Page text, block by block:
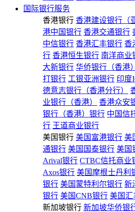
国际银行服务
香港银行 香港建设银行（
港中国银行 香港交通银行
中信银行 香港汇丰银行 香
行 香港恒生银行 南洋商业
大新银行 华侨银行（香港）
打银行 工银亚洲银行 印度
德意志银行（香港分行）
业银行（香港）
香港众安
银行（香港）银行 中国信
行 王道商业银行
美国银行 美国富港银行 美
通银行 美国国泰银行 美国
Arival银行 CTBC信托商业
Axos银行 美国摩根士丹利
银行 美国蒙特利尔银行 新
银行 美国CNB银行 美国汇
新加坡银行 新加坡华侨银